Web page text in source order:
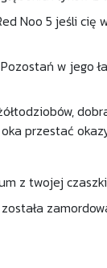
Noo 5 jeśli
w jego
przestać
z twojej